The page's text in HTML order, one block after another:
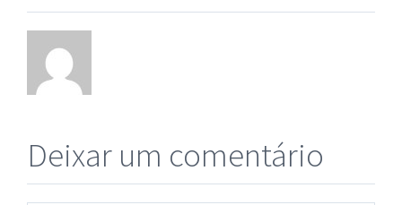
Deixar um comentário